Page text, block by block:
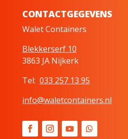
CONTACTGEGEVENS
Walet Containers
Blekkerserf 10
3863 JA Nijkerk
Tel: 033 257 13 95
info@waletcontainers.nl